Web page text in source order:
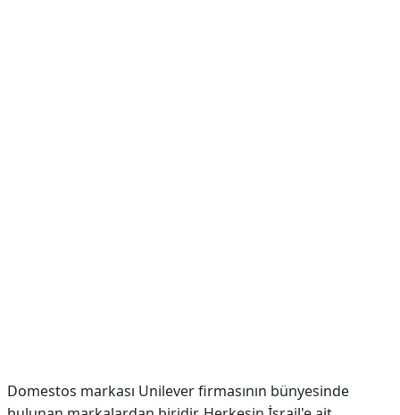
Domestos markası Unilever firmasının bünyesinde